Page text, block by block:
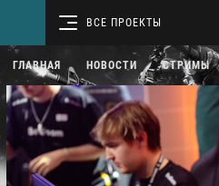
ВСЕ ПРОЕКТЫ
ГЛАВНАЯ НОВОСТИ СТРИМЫ